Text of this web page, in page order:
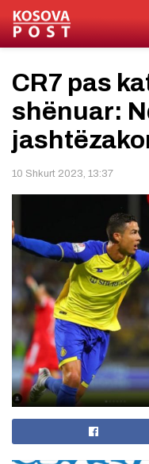
CR7 pas
shënuar:
10 Shkurt 2023, 13:37